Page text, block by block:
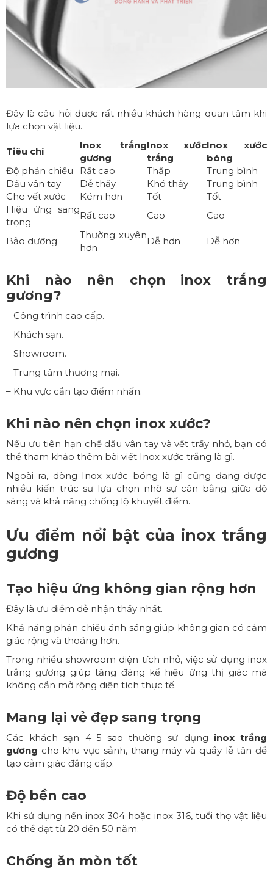
Đây là câu hỏi được rất nhiều khách hàng quan tâm khi
lựa chọn vật liệu.
Tiêu chí
Inox trắng
gương
Inox xước
trắng
Inox xước
bóng
Độ phản chiếu
Rất cao Thấp
Trung bình
Dấu vân tay
Dễ thấy Khó thấy
Trung bình
Che vết xước
Kém hơn Tốt
Tốt
Hiệu ứng sang
trọng
Rất cao Cao Cao
Bảo dưỡng
Thường xuyên
hơn
Dễ hơn Dễ hơn
Khi nào nên chọn inox trắng
gương?
– Công trình cao cấp.
– Khách sạn.
– Showroom.
– Trung tâm thương mại.
– Khu vực cần tạo điểm nhấn.
Khi nào nên chọn inox xước?
Nếu ưu tiên hạn chế dấu vân tay và vết trầy nhỏ, bạn có
thể tham khảo thêm bài viết Inox xước trắng là gì.
Ngoài ra, dòng Inox xước bóng là gì cũng đang được
nhiều kiến trúc sư lựa chọn nhờ sự cân bằng giữa độ
sáng và khả năng chống lộ khuyết điểm.
Ưu điểm nổi bật của inox trắng
gương
Tạo hiệu ứng không gian rộng hơn
Đây là ưu điểm dễ nhận thấy nhất.
Khả năng phản chiếu ánh sáng giúp không gian có cảm
giác rộng và thoáng hơn.
Trong nhiều showroom diện tích nhỏ, việc sử dụng inox
trắng gương giúp tăng đáng kể hiệu ứng thị giác mà
không cần mở rộng diện tích thực tế.
Mang lại vẻ đẹp sang trọng
Các khách sạn 4–5 sao thường sử dụng inox trắng
gương cho khu vực sảnh, thang máy và quầy lễ tân để
tạo cảm giác đẳng cấp.
Độ bền cao
Khi sử dụng nền inox 304 hoặc inox 316, tuổi thọ vật liệu
có thể đạt từ 20 đến 50 năm.
Chống ăn mòn tốt